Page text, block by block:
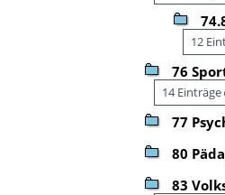
12
76
14 Einträge
77
80
83